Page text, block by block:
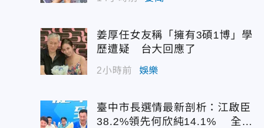
姜厚任女友稱「擁有3碩1博」學
歷遭疑 台大回應了
2小時前 娛樂
臺中市長選情最新剖析：江啟臣
38.2%領先何欣純14.1% 全世